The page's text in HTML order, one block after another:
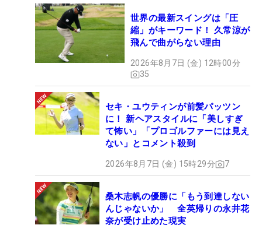
世界の最新スイングは「圧
縮」がキーワード！ 久常涼が
飛んで曲がらない理由
2026年8月7日 (金) 12時00分
35
セキ・ユウティンが前髪パッツン
に！ 新ヘアスタイルに「美しすぎ
て怖い」「プロゴルファーには見え
ない」とコメント殺到
2026年8月7日 (金) 15時29分 7
桑木志帆の優勝に「もう到達しない
んじゃないか」 全英帰りの永井花
奈が受け止めた現実